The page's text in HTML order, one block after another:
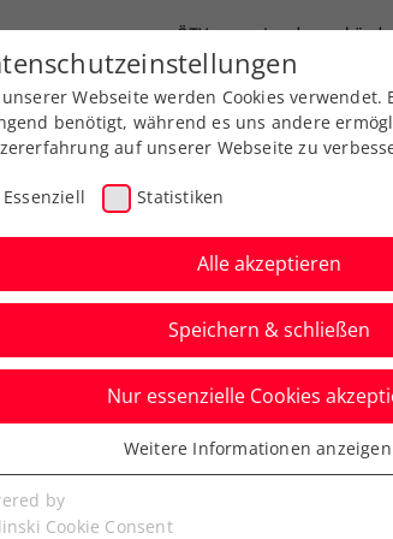
ÖTV Landesverbände
Ausbildung Services Über
Open
verpasst
Webseite werden Cookies verwendet.
benötigt, während es uns andere
auf unserer Webseite zu
Essenziell Statistiken
Alle akzeptieren
Speichern & schließen
Nur essenzielle Cookies
Cookies werden für grundlegende
benötigt. Dadurch ist gewährleistet,
Weitere Informationen
by
Cookie Consent